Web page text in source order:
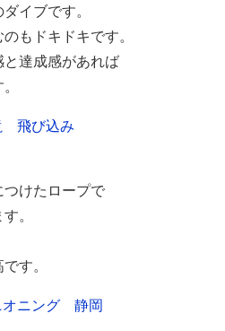
イブです。
もドキドキです。
と達成感があれば
つけたロープで
。
す。